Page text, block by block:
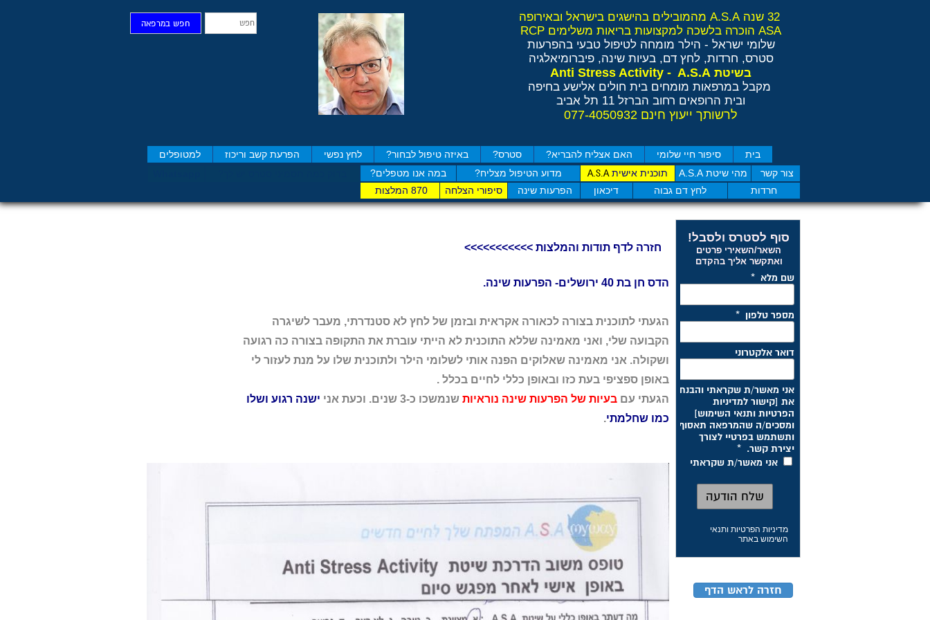
סוף לסטרס ולסבל!
השאר/השאירי פרטים
ואתקשר אליך בהקדם
מדיניות הפרטיות ותנאי
השימוש באתר
חזרה לראש הדף
בית סיפור חיי שלומי האם אצליח להבריא? סטרס? באיזה טיפול לבחור? לחץ נפשי הפרעת קשב וריכוז למטופלים
חפש במרפאה
צור קשר מהי שיטת A.S.A תוכנית אישיתA.S.A
חרדות
לחץ דם גבוה דיכאון
מדוע הטיפול מצליח?
במה אנו מטפלים?
הפרעות שינה
סיפורי הצלחה 870 המלצות
32 שנה A.S.A מהמובילים בהישגים בישראל ובאירופה
ASA הוכרה בלשכה למקצועות בריאות משלימים RCP
שלומי ישראל - הילר מומחה לטיפול טבעי בהפרעות
סטרס, חרדות, לחץ דם, בעיות שינה, פיברומיאלגיה
בשיטתAnti Stress Activity - A.S.A
מקבל במרפאות מומחים בית חולים אלישע בחיפה
ובית הרופאים רחוב הברזל 11 תל אביב
לרשותך ייעוץ חינם 077-4050932
הדס חן בת 40 ירושלים- הפרעות שינה.
הגעתי לתוכנית בצורה לכאורה אקראית ובזמן של לחץ לא סטנדרתי, מעבר לשיגרה
הקבועה שלי, ואני מאמינה שללא התוכנית לא הייתי עוברת את התקופה בצורה כה רגועה
ושקולה. אני מאמינה שאלוקים הפנה אותי לשלומי הילר ולתוכנית שלו על מנת לעזור לי
באופן ספציפי בעת כזו ובאופן כללי לחיים בכלל .
הגעתי עם בעיות של הפרעות שינה נוראיות שנמשכו כ-3 שנים. וכעת אני ישנה רגוע ושלו
כמו שחלמתי.
חזרה לדף תודות והמלצות >>>>>>>>>>>